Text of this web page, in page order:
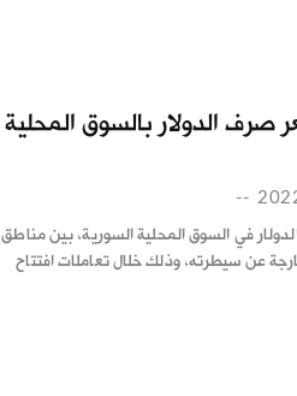
الدولار بالسوق المحلية
--
في السوق المحلية السورية، بين مناطق
عن سيطرته، وذلك خلال تعاملات افتتاح